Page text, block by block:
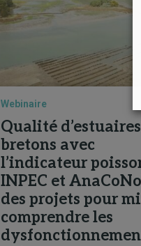
Webinaire
Qualité d’estuaires
bretons avec
l’indicateur
INPEC et
des projets pour
comprendre les